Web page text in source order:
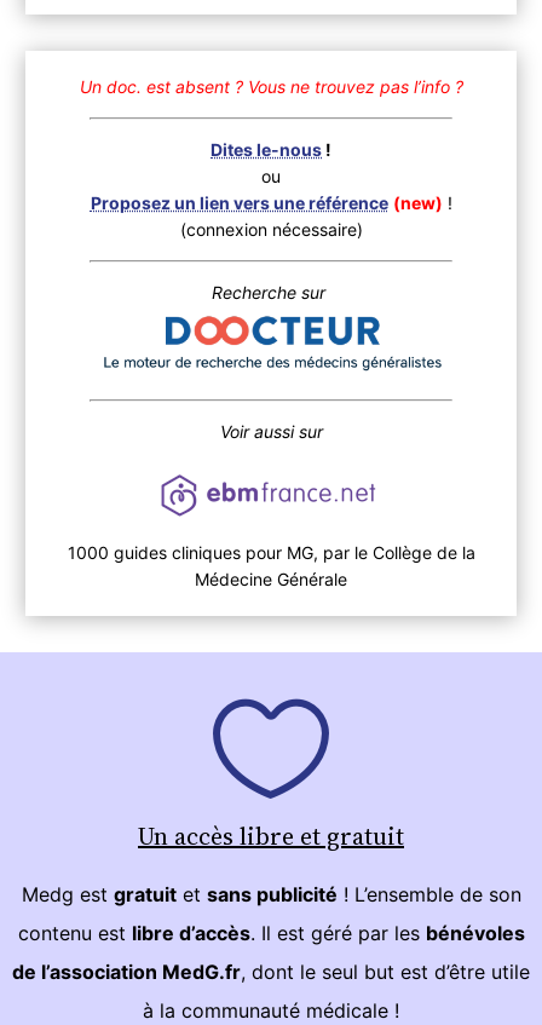
Un doc. est absent ? Vous ne trouvez pas l’info ?
Dites le-nous !
ou
Proposez un lien vers une référence (new) !
(connexion nécessaire)
Recherche sur
Voir aussi sur
1000 guides cliniques pour MG, par le Collège de la
Médecine Générale
Un accès libre et gratuit
Medg est gratuitet sans publicité ! L’ensemble de son
contenu est libre d’accès. Il est géré par les bénévoles
de l’association MedG.fr, dont le seul but est d’être utile
à la communauté médicale !